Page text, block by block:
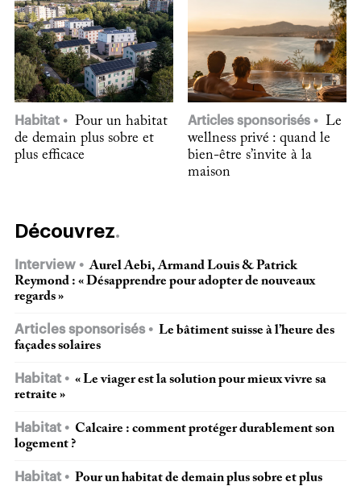
Habitat
Pour un habitat
de demain plus sobre et
plus efficace
Articles sponsorisés
Le
wellness privé : quand le
bien-être s’invite à la
maison
Découvrez
Interview
Aurel Aebi, Armand Louis & Patrick
Reymond : « Désapprendre pour adopter de nouveaux
regards »
Articles sponsorisés
Le bâtiment suisse à l’heure des
façades solaires
Habitat
« Le viager est la solution pour mieux vivre sa
retraite »
Habitat
Calcaire : comment protéger durablement son
logement ?
Habitat
Pour un habitat de demain plus sobre et plus